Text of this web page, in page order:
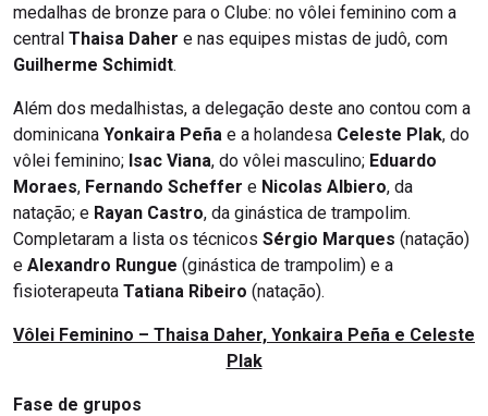
medalhas de bronze para o Clube: no vôlei feminino com a
central Thaisa Daher e nas equipes mistas de judô, com
Guilherme Schimidt.
Além dos medalhistas, a delegação deste ano contou com a
dominicana Yonkaira Peña e a holandesa Celeste Plak, do
vôlei feminino; Isac Viana, do vôlei masculino; Eduardo
Moraes, Fernando Scheffer e Nicolas Albiero, da
natação; e Rayan Castro, da ginástica de trampolim.
Completaram a lista os técnicos Sérgio Marques (natação)
e Alexandro Rungue (ginástica de trampolim) e a
fisioterapeuta Tatiana Ribeiro (natação).
Vôlei Feminino – Thaisa Daher, Yonkaira Peña e Celeste
Plak
Fase de grupos